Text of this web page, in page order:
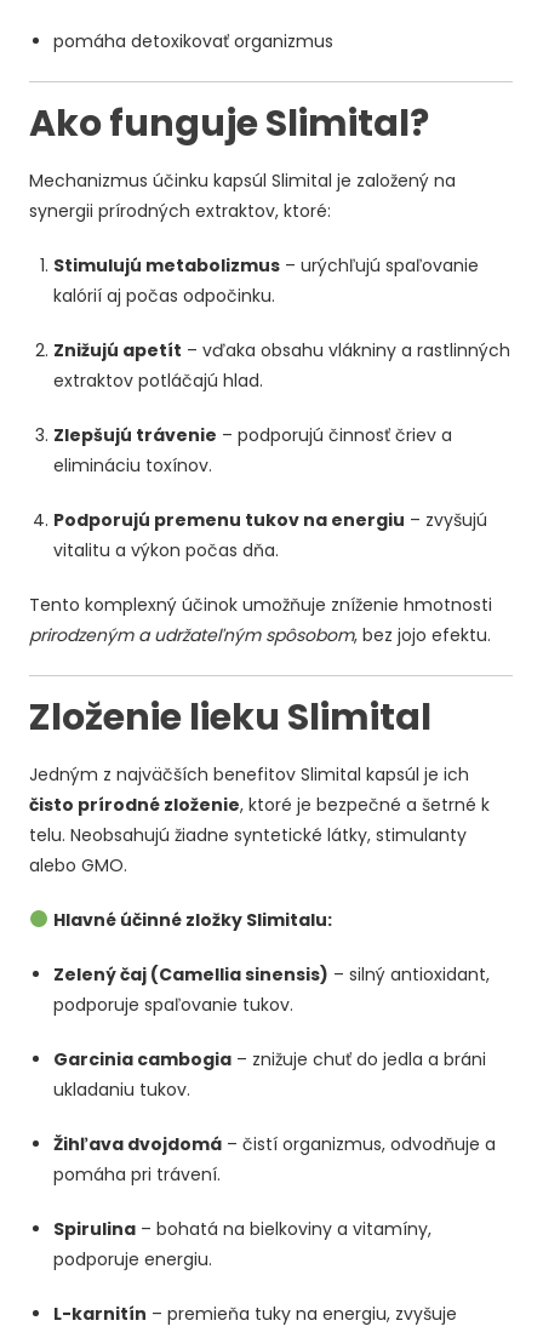
pomáha detoxikovať organizmus
Ako funguje Slimital?
Mechanizmus účinku kapsúl Slimital je založený na
synergii prírodných extraktov, ktoré:
Stimulujú metabolizmus – urýchľujú spaľovanie
kalórií aj počas odpočinku.
Znižujú apetít – vďaka obsahu vlákniny a rastlinných
extraktov potláčajú hlad.
Zlepšujú trávenie – podporujú činnosť čriev a
elimináciu toxínov.
Podporujú premenu tukov na energiu – zvyšujú
vitalitu a výkon počas dňa.
Tento komplexný účinok umožňuje zníženie hmotnosti
prirodzeným a udržateľným spôsobom, bez jojo efektu.
Zloženie lieku Slimital
Jedným z najväčších benefitov Slimital kapsúl je ich
čisto prírodné zloženie, ktoré je bezpečné a šetrné k
telu. Neobsahujú žiadne syntetické látky, stimulanty
alebo GMO.
Hlavné účinné zložky Slimitalu:
Zelený čaj (Camellia sinensis) – silný antioxidant,
podporuje spaľovanie tukov.
Garcinia cambogia – znižuje chuť do jedla a bráni
ukladaniu tukov.
Žihľava dvojdomá – čistí organizmus, odvodňuje a
pomáha pri trávení.
Spirulina – bohatá na bielkoviny a vitamíny,
podporuje energiu.
L-karnitín – premieňa tuky na energiu, zvyšuje